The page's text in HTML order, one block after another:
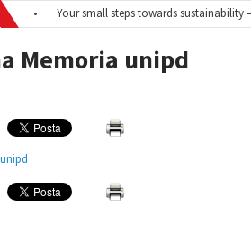
Your small steps towards sustainability –
Memoria unipd